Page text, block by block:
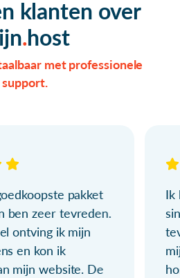
klanten over
host
met professionele
support.
pakket
ben zeer tevreden.
ontving ik mijn
en kon ik
mijn website. De
Ik